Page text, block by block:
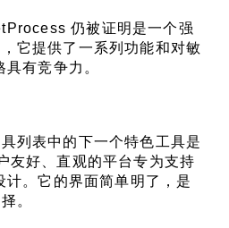
仍被证明是一个强
它提供了一系列功能和对敏
有竞争力。
列表中的下一个特色工具是
友好、直观的平台专为支持
计。它的界面简单明了，是
。